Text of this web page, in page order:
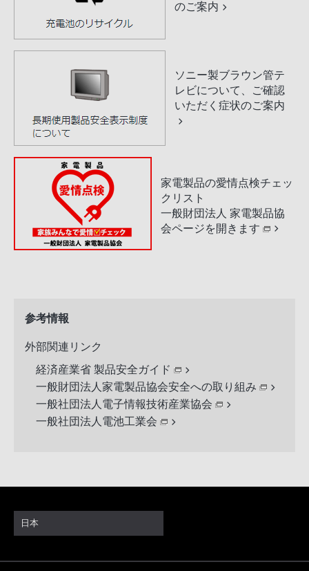
のご案内
ソニー製ブラウン管テ
レビについて、ご確認
いただく症状のご案内
家電製品の愛情点検チェッ
クリスト
一般財団法人 家電製品協
会ページを開きます
参考情報
外部関連リンク
経済産業省 製品安全ガイド
一般財団法人家電製品協会安全への取り組み
一般社団法人電子情報技術産業協会
一般社団法人電池工業会
日本